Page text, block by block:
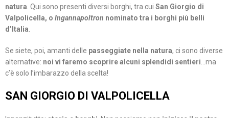
natura . Qui sono presenti diversi borghi, tra cui San Giorgio di
Valpolicella, o Ingannapoltron nominato tra i borghi più belli
d’Italia
Se siete, poi, amanti delle passeggiate nella natura, ci sono diverse
alternative: noi vi faremo scoprire alcuni splendidi sentieri …ma
c’è solo l’imbarazzo della scelta!
SAN GIORGIO DI VALPOLICELLA